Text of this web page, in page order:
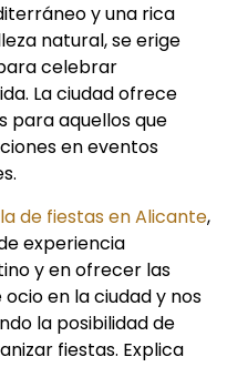
y una rica
natural, se erige
celebrar
La ciudad ofrece
para aquellos que
en eventos
de fiestas en Alicante,
experiencia
y en ofrecer las
en la ciudad y nos
la posibilidad de
fiestas. Explica